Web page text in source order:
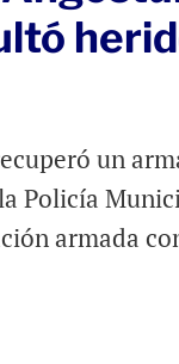
un
Policía
armada